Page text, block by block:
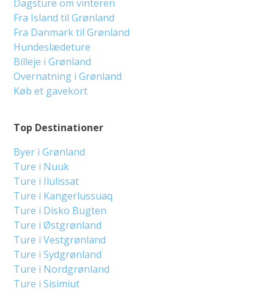
Top Destinationer
Byer i Grønland
Ture i Nuuk
Ture i Ilulissat
Ture i Kangerlussuaq
Ture i Disko Bugten
Ture i Østgrønland
Ture i Vestgrønland
Ture i Sydgrønland
Ture i Nordgrønland
Ture i Sisimiut
Dagsture om vinteren
Fra Island til Grønland
Fra Danmark til Grønland
Hundeslædeture
Billeje i Grønland
Overnatning i Grønland
Køb et gavekort